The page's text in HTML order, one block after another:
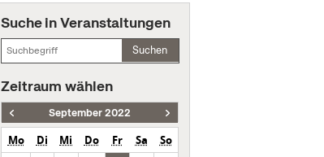
Suche in Veranstaltungen
Suchen
Zeitraum wählen
September 2022
Mo Di Mi Do Fr Sa
So